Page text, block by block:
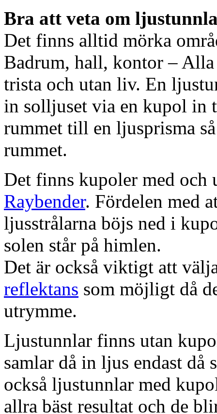
Bra att veta om
Det finns alltid mörka
Badrum, hall, kontor – Alla
trista och utan liv. En
in solljuset via en kupol in
rummet till en ljusprisma
rummet.
Det finns kupoler med och
Raybender. Fördelen med
ljusstrålarna böjs ned i
solen står på himlen.
Det är också viktigt att
reflektans som möjligt då
utrymme.
Ljustunnlar finns utan
samlar då in ljus endast då
också ljustunnlar med
allra bäst resultat och de